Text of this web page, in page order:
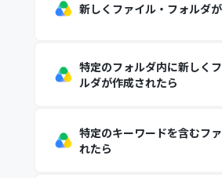
新しくファイル・フォルダ
特定のフォルダ内に新しく
ルダが作成されたら
特定のキーワードを含むフ
れたら